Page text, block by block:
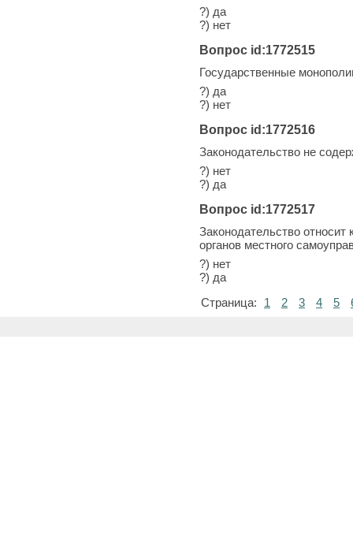
?) да
?) нет
Вопрос id:1772515
Государственные
?) да
?) нет
Вопрос id:1772516
Законодательство не
?) нет
?) да
Вопрос id:1772517
Законодательство относит
органов местного
?) нет
?) да
Страница:
1 2 3 4 5